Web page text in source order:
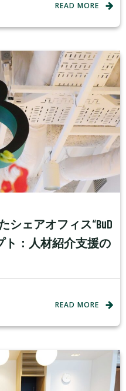
READ MORE
ェアオフィス“BuD
ト：人材紹介支援の
READ MORE